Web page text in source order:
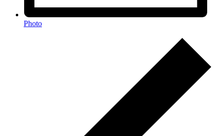
Photo